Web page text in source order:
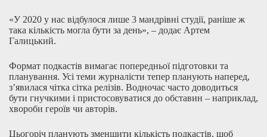
«У 2020 у нас відбулося лише 3 мандрівні студії, раніше ж
така кількість могла бути за день», – додає Артем
Галицький.
Формат подкастів вимагає попередньої підготовки та
планування. Усі теми журналісти тепер планують наперед,
з’явилася чітка сітка релізів. Водночас часто доводиться
бути гнучкими і пристосовуватися до обставин – наприклад,
хвороби героїв чи авторів.
Цьогоріч планують зменшити кількість подкастів, щоб